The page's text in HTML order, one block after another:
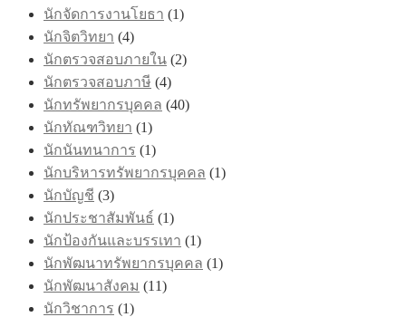
นักจัดการงานโยธา (1)
นักจิตวิทยา (4)
นักตรวจสอบภายใน (2)
นักตรวจสอบภาษี (4)
นักทรัพยากรบุคคล (40)
นักทัณฑวิทยา (1)
นักนันทนาการ (1)
นักบริหารทรัพยากรบุคคล (1)
นักบัญชี (3)
นักประชาสัมพันธ์ (1)
นักป้องกันและบรรเทา (1)
นักพัฒนาทรัพยากรบุคคล (1)
นักพัฒนาสังคม (11)
นักวิชาการ (1)